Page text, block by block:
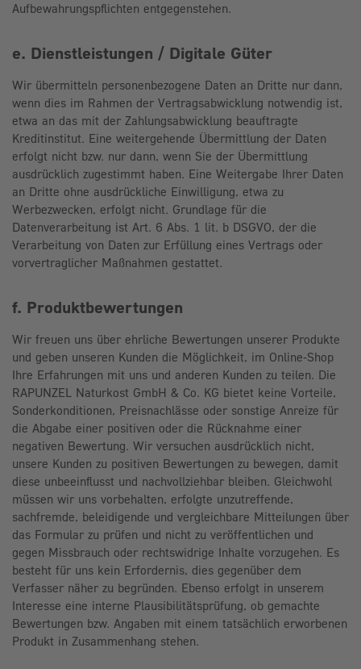
Aufbewahrungspflichten entgegenstehen.
e. Dienstleistungen / Digitale Güter
Wir übermitteln personenbezogene Daten an Dritte nur dann,
wenn dies im Rahmen der Vertragsabwicklung notwendig ist,
etwa an das mit der Zahlungsabwicklung beauftragte
Kreditinstitut. Eine weitergehende Übermittlung der Daten
erfolgt nicht bzw. nur dann, wenn Sie der Übermittlung
ausdrücklich zugestimmt haben. Eine Weitergabe Ihrer Daten
an Dritte ohne ausdrückliche Einwilligung, etwa zu
Werbezwecken, erfolgt nicht. Grundlage für die
Datenverarbeitung ist Art. 6 Abs. 1 lit. b DSGVO, der die
Verarbeitung von Daten zur Erfüllung eines Vertrags oder
vorvertraglicher Maßnahmen gestattet.
f. Produktbewertungen
Wir freuen uns über ehrliche Bewertungen unserer Produkte
und geben unseren Kunden die Möglichkeit, im Online-Shop
Ihre Erfahrungen mit uns und anderen Kunden zu teilen. Die
RAPUNZEL Naturkost GmbH & Co. KG bietet keine Vorteile,
Sonderkonditionen, Preisnachlässe oder sonstige Anreize für
die Abgabe einer positiven oder die Rücknahme einer
negativen Bewertung. Wir versuchen ausdrücklich nicht,
unsere Kunden zu positiven Bewertungen zu bewegen, damit
diese unbeeinflusst und nachvollziehbar bleiben. Gleichwohl
müssen wir uns vorbehalten, erfolgte unzutreffende,
sachfremde, beleidigende und vergleichbare Mitteilungen über
das Formular zu prüfen und nicht zu veröffentlichen und
gegen Missbrauch oder rechtswidrige Inhalte vorzugehen. Es
besteht für uns kein Erfordernis, dies gegenüber dem
Verfasser näher zu begründen. Ebenso erfolgt in unserem
Interesse eine interne Plausibilitätsprüfung, ob gemachte
Bewertungen bzw. Angaben mit einem tatsächlich erworbenen
Produkt in Zusammenhang stehen.